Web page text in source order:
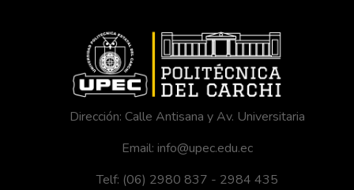
Dirección: Calle Antisana y Av. Universitaria
Email: info@upec.edu.ec
Telf: (06) 2980 837 - 2984 435